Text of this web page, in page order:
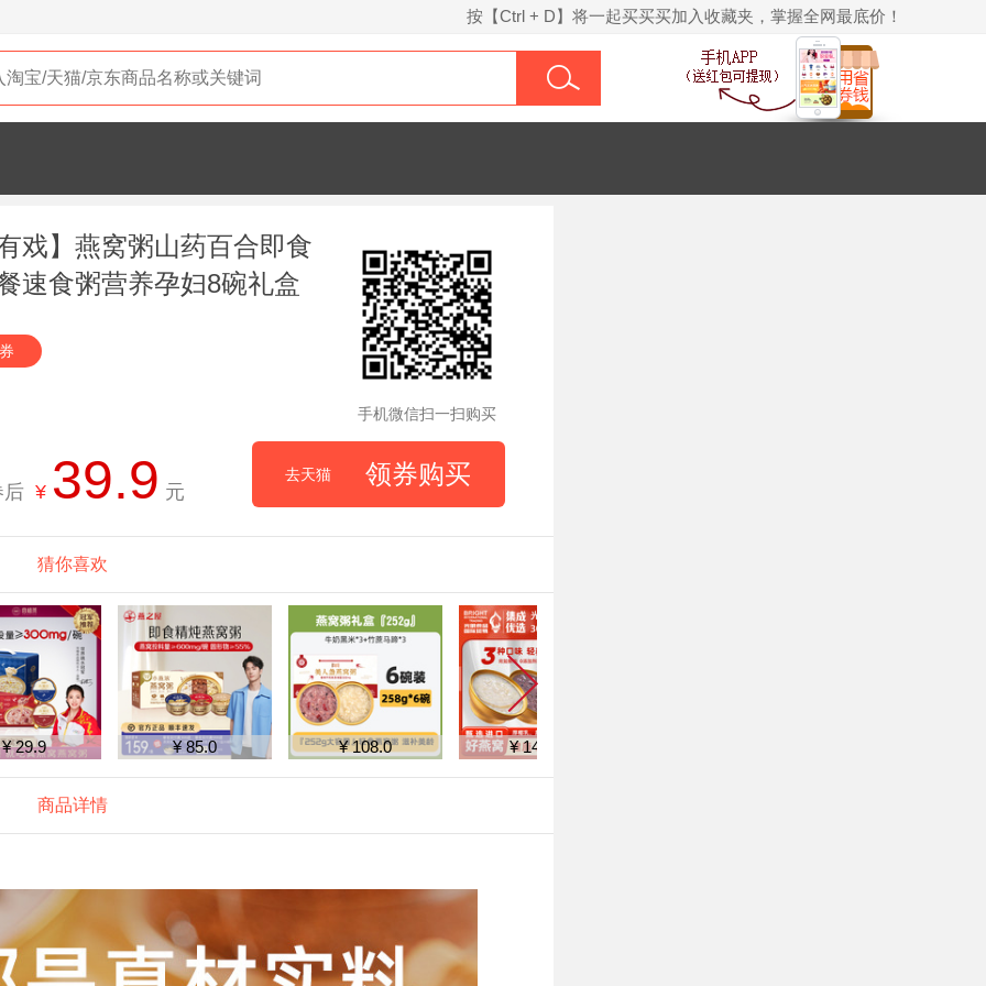
按【Ctrl + D】将一起买买买加入收藏夹，掌握全网最底价！
有戏】燕窝粥山药百合即食
速食粥营养孕妇8碗礼盒
手机微信扫一扫购买
后 ¥ 39.9 元
去天猫 领券购买
猜你喜欢
¥ 29.9 ¥ 85.0 ¥ 108.0 ¥ 14.99
商品详情